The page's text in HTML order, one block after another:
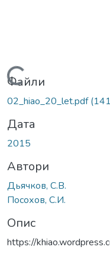
Вантажиться...
Файли
02_hiao_20_let.pdf
Дата
2015
Автори
Дьячков, С.В.
Посохов, С.И.
Опис
https://